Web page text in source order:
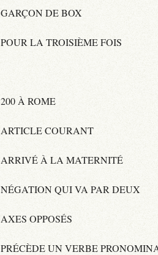
GARÇON DE BOX
POUR LA TROISIÈME FOIS
200 À ROME
ARTICLE COURANT
ARRIVÉ À LA MATERNITÉ
NÉGATION QUI VA PAR DEUX
AXES OPPOSÉS
PRÉCÈDE UN VERBE